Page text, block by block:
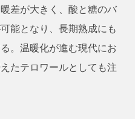
差が大きく、酸と糖のバ
能となり、長期熟成にも
。温暖化が進む現代にお
たテロワールとしても注